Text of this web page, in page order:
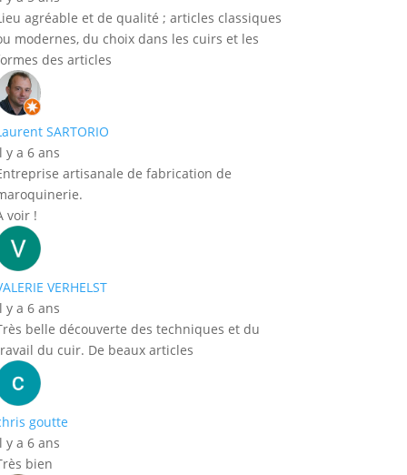
agréable et de qualité ; articles classiques
modernes, du choix dans les cuirs et les
des articles
SARTORIO
y a 6 ans
artisanale de fabrication de
voir !
VERHELST
y a 6 ans
belle découverte des techniques et du
du cuir. De beaux articles
goutte
y a 6 ans
bien